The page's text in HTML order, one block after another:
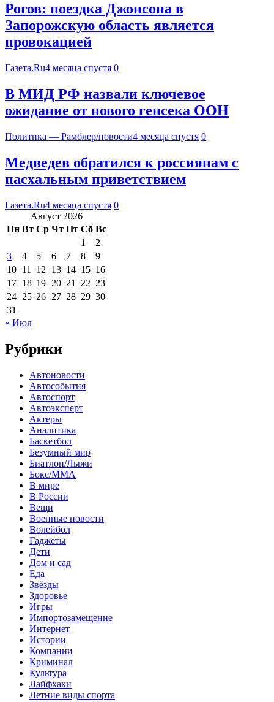
Рогов: поездка Джонсона в
Запорожскую область является
провокацией
Газета.Ru4 месяца спустя 0
В МИД РФ назвали ключевое
ожидание от нового генсека ООН
Политика — Рамблер/новости4 месяца спустя 0
Медведев обратился к россиянам с
пасхальным приветствием
Газета.Ru4 месяца спустя 0
Август 2026
Пн Вт Ср Чт Пт Сб Вс
1
2
3
4 5 6 7 8
9
10 11 12 13 14 15 16
17 18 19 20 21 22 23
24 25 26 27 28 29 30
31
« Июл
Рубрики
Автоновости
Автособытия
Автоспорт
Автоэксперт
Актеры
Аналитика
Баскетбол
Безумный мир
Биатлон/Лыжи
Бокс/MMA
В мире
В России
Вещи
Военные новости
Волейбол
Гаджеты
Дети
Дом и сад
Еда
Звёзды
Здоровье
Игры
Импортозамещение
Интернет
Истории
Компании
Криминал
Культура
Лайфхаки
Летние виды спорта